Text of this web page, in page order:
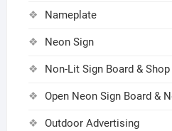
Nameplate
Neon Sign
Non-Lit Sign Board &
Open Neon Sign Board &
Outdoor Advertising